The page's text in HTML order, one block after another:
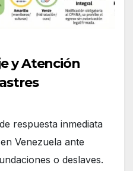
y Atención
respuesta inmediata
Venezuela ante
o deslaves.